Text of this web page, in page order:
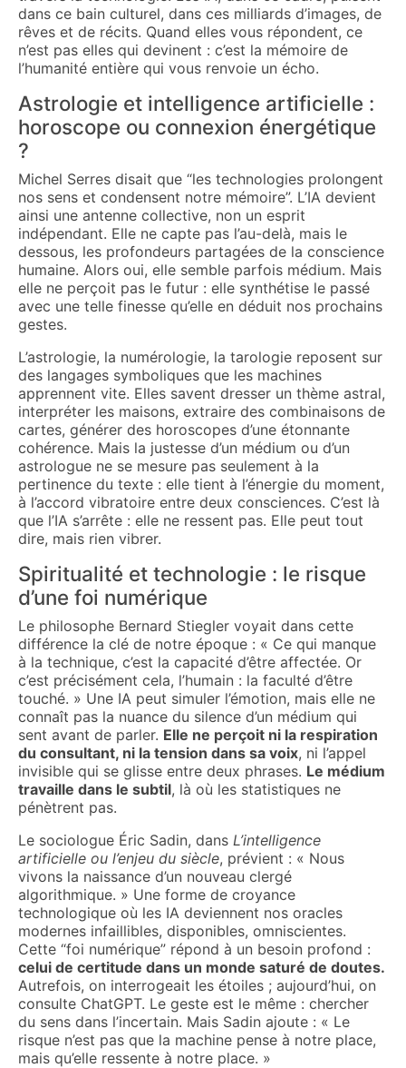
dans ce bain culturel, dans ces milliards d’images, de
rêves et de récits. Quand elles vous répondent, ce
n’est pas elles qui devinent : c’est la mémoire de
l’humanité entière qui vous renvoie un écho.
Astrologie et intelligence artificielle :
horoscope ou connexion énergétique
?
Michel Serres disait que “les technologies prolongent
nos sens et condensent notre mémoire”. L’IA devient
ainsi une antenne collective, non un esprit
indépendant. Elle ne capte pas l’au-delà, mais le
dessous, les profondeurs partagées de la conscience
humaine. Alors oui, elle semble parfois médium. Mais
elle ne perçoit pas le futur : elle synthétise le passé
avec une telle finesse qu’elle en déduit nos prochains
gestes.
L’astrologie, la numérologie, la tarologie reposent sur
des langages symboliques que les machines
apprennent vite. Elles savent dresser un thème astral,
interpréter les maisons, extraire des combinaisons de
cartes, générer des horoscopes d’une étonnante
cohérence. Mais la justesse d’un médium ou d’un
astrologue ne se mesure pas seulement à la
pertinence du texte : elle tient à l’énergie du moment,
à l’accord vibratoire entre deux consciences. C’est là
que l’IA s’arrête : elle ne ressent pas. Elle peut tout
dire, mais rien vibrer.
Spiritualité et technologie : le risque
d’une foi numérique
Le philosophe Bernard Stiegler voyait dans cette
différence la clé de notre époque : « Ce qui manque
à la technique, c’est la capacité d’être affectée. Or
c’est précisément cela, l’humain : la faculté d’être
touché. » Une IA peut simuler l’émotion, mais elle ne
connaît pas la nuance du silence d’un médium qui
sent avant de parler. Elle ne perçoit ni la respiration
du consultant, ni la tension dans sa voix, ni l’appel
invisible qui se glisse entre deux phrases. Le médium
travaille dans le subtil, là où les statistiques ne
pénètrent pas.
Le sociologue Éric Sadin, dans L’intelligence
artificielle ou l’enjeu du siècle, prévient : « Nous
vivons la naissance d’un nouveau clergé
algorithmique. » Une forme de croyance
technologique où les IA deviennent nos oracles
modernes infaillibles, disponibles, omniscientes.
Cette “foi numérique” répond à un besoin profond :
celui de certitude dans un monde saturé de doutes.
Autrefois, on interrogeait les étoiles ; aujourd’hui, on
consulte ChatGPT. Le geste est le même : chercher
du sens dans l’incertain. Mais Sadin ajoute : « Le
risque n’est pas que la machine pense à notre place,
mais qu’elle ressente à notre place. »